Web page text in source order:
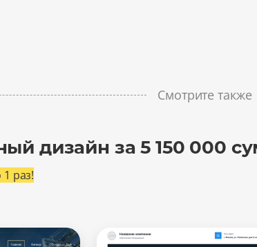
Смотрите также
дизайн за 5 150 000
1 раз!